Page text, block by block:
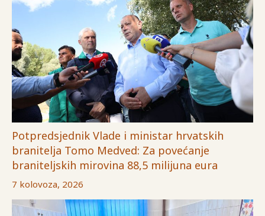
Potpredsjednik Vlade i ministar hrvatskih
branitelja Tomo Medved: Za povećanje
braniteljskih mirovina 88,5 milijuna eura
7 kolovoza, 2026